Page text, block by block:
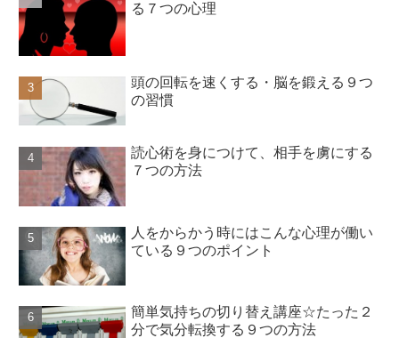
る７つの心理
頭の回転を速くする・脳を鍛える９つ
の習慣
読心術を身につけて、相手を虜にする
７つの方法
人をからかう時にはこんな心理が働い
ている９つのポイント
簡単気持ちの切り替え講座☆たった２
分で気分転換する９つの方法